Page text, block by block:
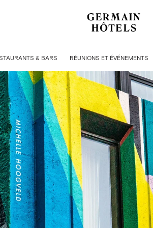
& BARS RÉUNIONS ET ÉVÉNEMENTS